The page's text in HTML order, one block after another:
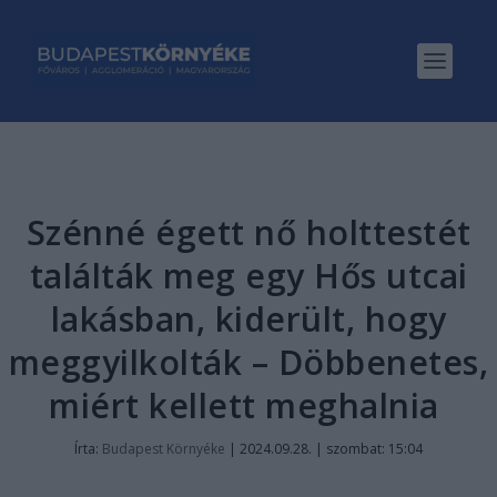
Szénné égett nő holttestét
találták meg egy Hős utcai
lakásban, kiderült, hogy
meggyilkolták – Döbbenetes,
miért kellett meghalnia
Írta: Budapest Környéke | 2024.09.28. | szombat: 15:04